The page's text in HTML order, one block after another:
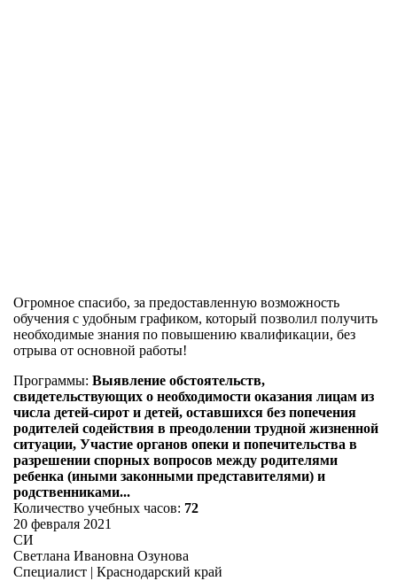
Огромное спасибо, за предоставленную возможность
обучения с удобным графиком, который позволил получить
необходимые знания по повышению квалификации, без
отрыва от основной работы!
Программы: Выявление обстоятельств,
свидетельствующих о необходимости оказания лицам из
числа детей-сирот и детей, оставшихся без попечения
родителей содействия в преодолении трудной жизненной
ситуации, Участие органов опеки и попечительства в
разрешении спорных вопросов между родителями
ребенка (иными законными представителями) и
родственниками...
Количество учебных часов: 72
20 февраля 2021
СИ
Светлана Ивановна Озунова
Специалист | Краснодарский край